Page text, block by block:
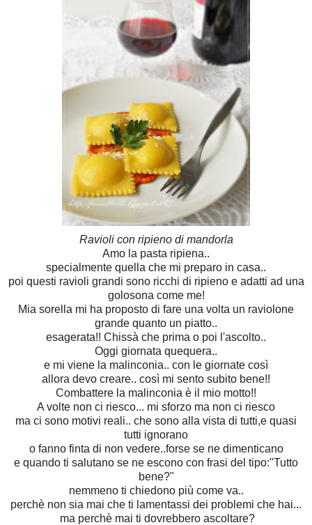
Ravioli con ripieno di mandorla
Amo la pasta ripiena..
specialmente quella che mi preparo in casa..
poi questi ravioli grandi sono ricchi di ripieno e adatti ad una
golosona come me!
Mia sorella mi ha proposto di fare una volta un raviolone
grande quanto un piatto..
esagerata!! Chissà che prima o poi l'ascolto..
Oggi giornata quequera..
e mi viene la malinconia.. con le giornate così
allora devo creare.. così mi sento subito bene!!
Combattere la malinconia è il mio motto!!
A volte non ci riesco... mi sforzo ma non ci riesco
ma ci sono motivi reali.. che sono alla vista di tutti,e quasi
tutti ignorano
o fanno finta di non vedere..forse se ne dimenticano
e quando ti salutano se ne escono con frasi del tipo:"Tutto
bene?"
nemmeno ti chiedono più come va..
perchè non sia mai che ti lamentassi dei problemi che hai...
ma perchè mai ti dovrebbero ascoltare?